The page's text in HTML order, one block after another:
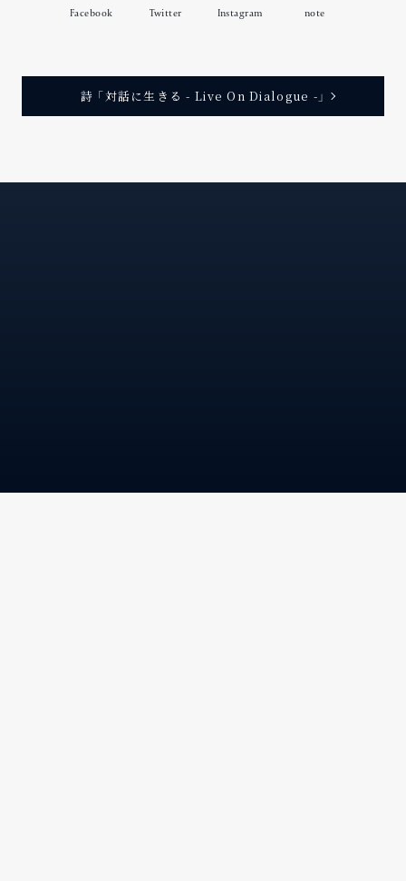
Facebook Twitter Instagram note
詩 「対話に生きる - Live On Dialogue -」
意見 の裏側には必ず〈意味〉があ る 。